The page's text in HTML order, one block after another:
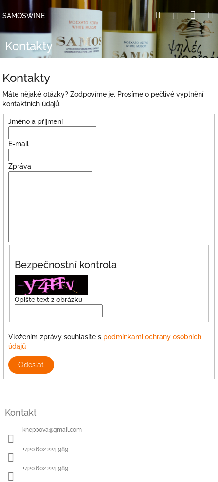
naSAMOSWINE HledatPřihlášení
Kontakty
Kontakty
Máte nějaké otázky? Zodpovíme je. Prosíme o pečlivé vyplnění
kontaktních údajů.
Jméno a příjmení
E-mail
Zpráva
Bezpečnostní kontrola
Opište text z obrázku
Vložením zprávy souhlasíte s podmínkami ochrany osobních
údajů
Odeslat
Kontakt
kneppova@gmail.com
+420 602 224 989
+420 602 224 989